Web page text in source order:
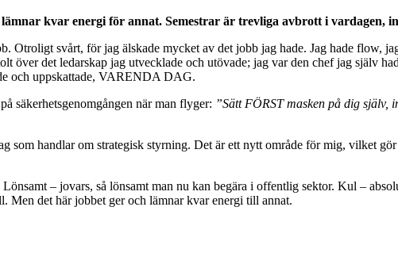
kvar energi för annat. Semestrar är trevliga avbrott i vardagen,
Otroligt svårt, för jag älskade mycket av det jobb jag hade. Jag hade flow,
över det ledarskap jag utvecklade och utövade; jag var den chef jag själv
och uppskattade, VARENDA DAG.
säkerhetsgenomgången när man flyger: ”Sätt FÖRST masken på dig själv,
som handlar om strategisk styrning. Det är ett nytt område för mig, vilket
– jovars, så lönsamt man nu kan begära i offentlig sektor. Kul –
Men det här jobbet ger och lämnar kvar energi till annat.